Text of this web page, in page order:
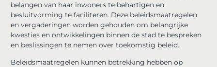
belangen van haar inwoners te behartigen en
besluitvorming te faciliteren. Deze beleidsmaatregelen
en vergaderingen worden gehouden om belangrijke
kwesties en ontwikkelingen binnen de stad te bespreken
en beslissingen te nemen over toekomstig beleid.
Beleidsmaatregelen kunnen betrekking hebben op